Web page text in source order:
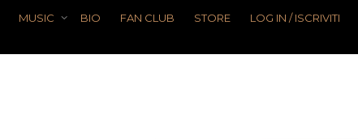
MUSIC BIO FAN CLUB STORE LOG IN / ISCRIVITI